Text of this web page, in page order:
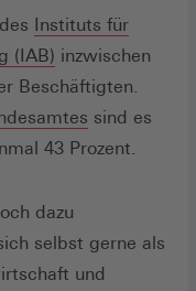
Instituts für
(IAB) (Öffnet
in
einem
neuen
inzwischen
Beschäftigten.
(Öffnet
in
Fenster)
sind es
43 Prozent.
dazu
selbst gerne als
und